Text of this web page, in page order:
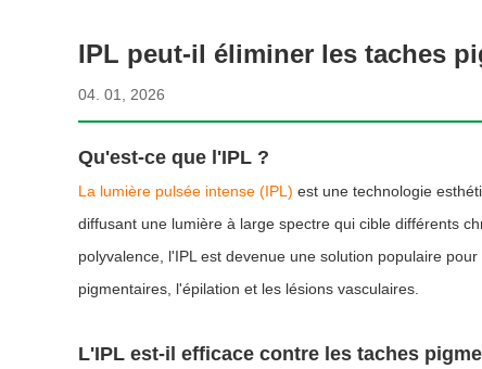
IPL peut-il éliminer les taches
04. 01, 2026
Qu'est-ce que l'IPL ?
La lumière pulsée intense (IPL) est une technologie
diffusant une lumière à large spectre qui cible différents
polyvalence, l'IPL est devenue une solution populaire
pigmentaires, l'épilation et les lésions vasculaires.
L'IPL est-il efficace contre les taches